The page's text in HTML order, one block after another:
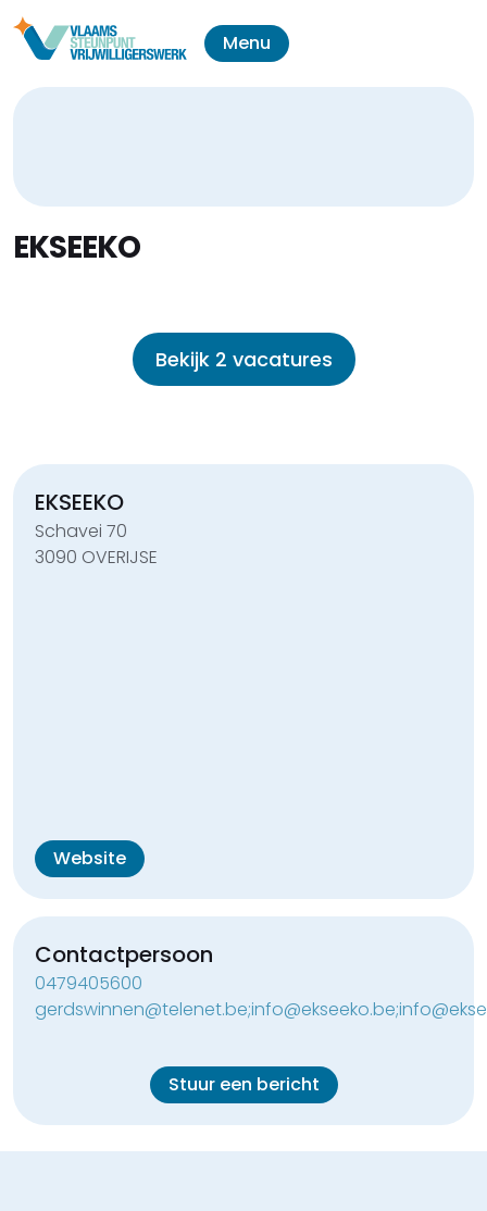
Menu
EKSEEKO
Bekijk 2 vacatures
EKSEEKO
Schavei 70
3090 OVERIJSE
Website
Contactpersoon
0479405600
Stuur een bericht